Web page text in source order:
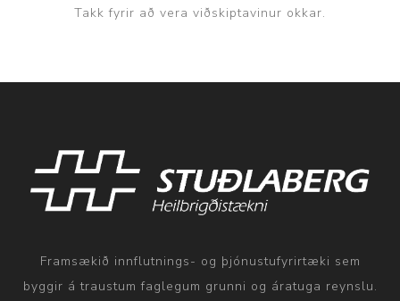
Takk fyrir að vera viðskiptavinur okkar.
Framsækið innflutnings- og þjónustufyrirtæki sem
byggir á traustum faglegum grunni og áratuga reynslu.